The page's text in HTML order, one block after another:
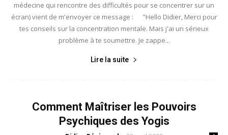
médecine qui rencontre des difficultés pour se concentrer sur un
écran) vient de m'envoyer ce message : "Hello Didier, Merci pour
tes conseils sur la concentration mentale. Mais j'ai un sérieux
problème à te soumettre. Je zappe...
Lire la suite
Comment Maîtriser les Pouvoirs
Psychiques des Yogis